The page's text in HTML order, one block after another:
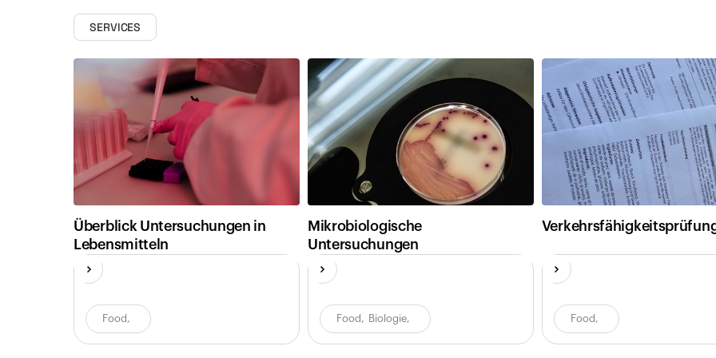
SERVICES
Überblick Untersuchungen in
Lebensmitteln
Food ,
Mikrobiologische
Untersuchungen
Food , Biologie, Food ,